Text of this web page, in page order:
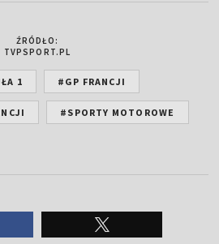
ŹRÓDŁO:
TVPSPORT.PL
1 #GP FRANCJI
#SPORTY MOTOROWE